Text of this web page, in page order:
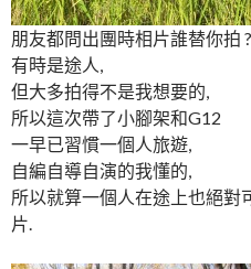
朋友都問出團時相片誰替你拍 ?
有時是途人,
但大多拍得不是我想要的,
所以這次帶了小腳架和G12
一早已習慣一個人旅遊,
自編自導自演的我懂的,
所以就算一個人在途上也絕對
片.